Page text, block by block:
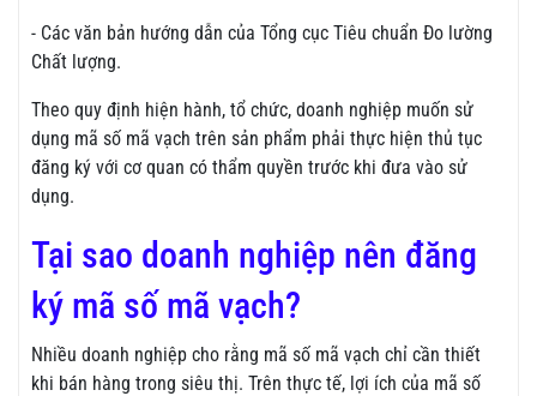
- Các văn bản hướng dẫn của Tổng cục Tiêu chuẩn Đo lường
Chất lượng.
Theo quy định hiện hành, tổ chức, doanh nghiệp muốn sử
dụng mã số mã vạch trên sản phẩm phải thực hiện thủ tục
đăng ký với cơ quan có thẩm quyền trước khi đưa vào sử
dụng.
Tại sao doanh nghiệp nên đăng
ký mã số mã vạch?
Nhiều doanh nghiệp cho rằng mã số mã vạch chỉ cần thiết
khi bán hàng trong siêu thị. Trên thực tế, lợi ích của mã số